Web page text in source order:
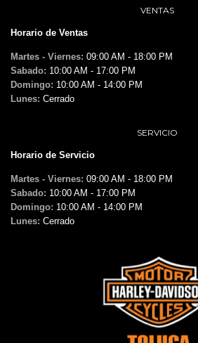
VENTAS
Horario de Ventas
Martes - Viernes: 09:00 AM - 18:00 PM
Sabado: 10:00 AM - 17:00 PM
Domingo: 10:00 AM - 14:00 PM
Lunes: Cerrado
SERVICIO
Horario de Servicio
Martes - Viernes: 09:00 AM - 18:00 PM
Sabado: 10:00 AM - 17:00 PM
Domingo: 10:00 AM - 14:00 PM
Lunes: Cerrado